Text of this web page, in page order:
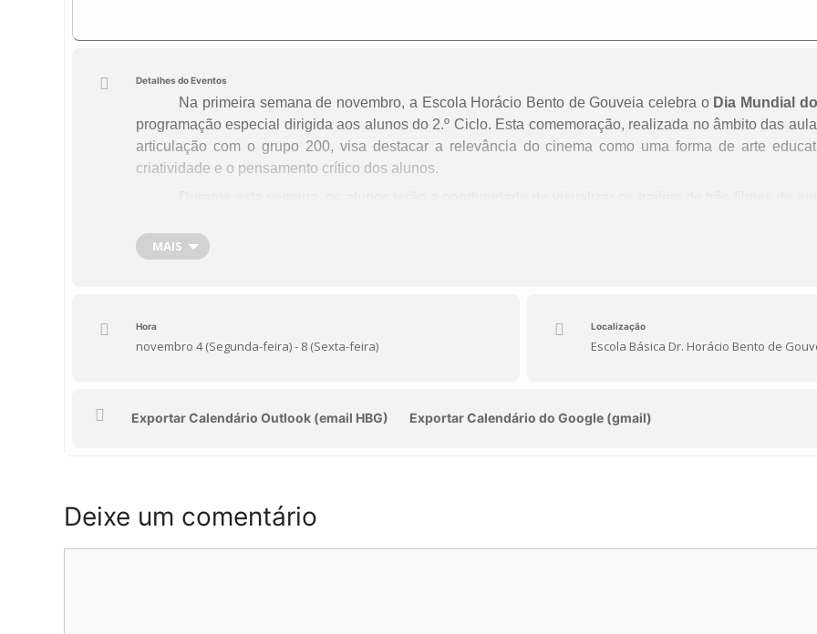
Detalhes do Eventos
Na primeira semana de novembro, a Escola Horácio Bento de Gouveia celebra o Dia Mundial
programação especial dirigida aos alunos do 2.º Ciclo. Esta comemoração, realizada no âmbito das
articulação com o grupo 200, visa destacar a relevância do cinema como uma forma de arte
criatividade e o pensamento crítico dos alunos.
pelas suas histórias emocionantes e visuais cativantes, como também abordam temas importantes
ambiental, a importância da cooperação e a perseverança na concretização dos sonhos.
desenvolvida em colaboração com o grupo 200 de Português, visa integrar o cinema como uma
proporcionando uma forma envolvente e divertida de consolidar aprendizagens.
unem para proporcionar uma semana repleta de diversão e conhecimento. Vamos celebrar juntos
Cinema
, descobrindo novos olhares sobre o mundo através da sétima arte!
MAIS
Hora
novembro 4 (Segunda-feira) - 8 (Sexta-feira)
Localização
Escola Básica Dr. Horácio Bento de
Exportar Calendário Outlook (email HBG) Exportar Calendário do Google (gmail)
Deixe um comentário